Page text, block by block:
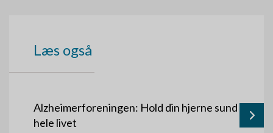
Læs også
Alzheimerforeningen: Hold din hjerne sund
hele livet